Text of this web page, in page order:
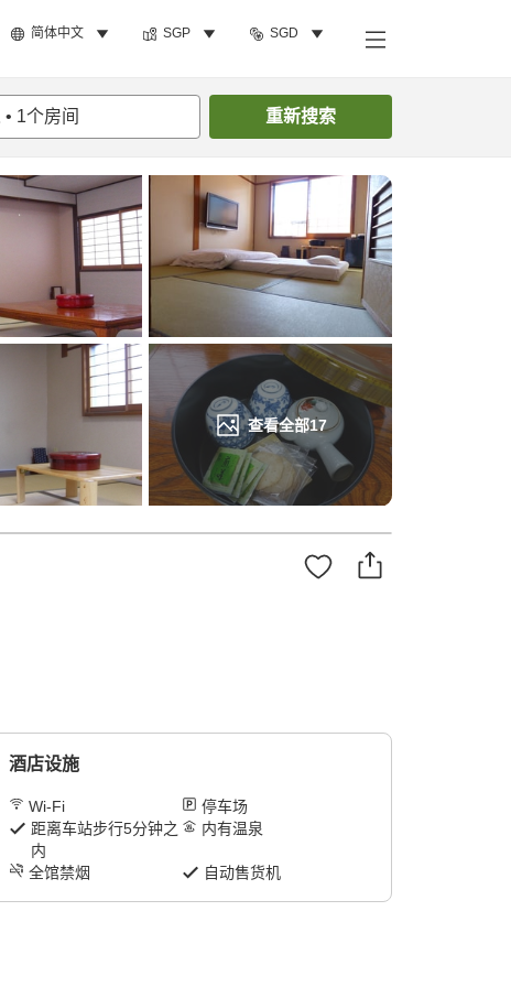
简体中文 SGP SGD
• 1个房间 重新搜索
查看全部17
搜索客房
酒店设施
Wi-Fi
停车场
距离车站步行5分钟之
内
内有温泉
全馆禁烟 自动售货机